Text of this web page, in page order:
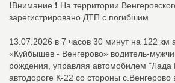
❗️Внимание ❗️ На территории
зарегистрировано ДТП с погибшим
13.07.2026 в 7 часов 30 минут на 122 км
«Куйбышев - Венгерово» водитель-
рождения, управляя автомобилем "Лада
автодороге К-22 со стороны с.Венгерово